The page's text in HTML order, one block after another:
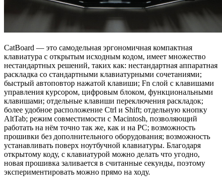
CatBoard — это самодельная эргономичная компактная
клавиатура с открытым исходным кодом, имеет множество
нестандартных решений, таких как: нестандартная аппаратная
раскладка со стандартными клавиатурными сочетаниями;
быстрый автоповтор нажатой клавиши; Fn слой с клавишами
управления курсором, цифровым блоком, функциональными
клавишами; отдельные клавиши переключения раскладок;
более удобное расположение Ctrl и Shift; отдельную кнопку
AltTab; режим совместимости с Macintosh, позволяющий
работать на нём точно так же, как и на PC; возможность
прошивки без дополнительного оборудования; возможность
устанавливать поверх ноутбучной клавиатуры. Благодаря
открытому коду, с клавиатурой можно делать что угодно,
новая прошивка заливается в считанные секунды, поэтому
экспериментировать можно прямо на ходу.